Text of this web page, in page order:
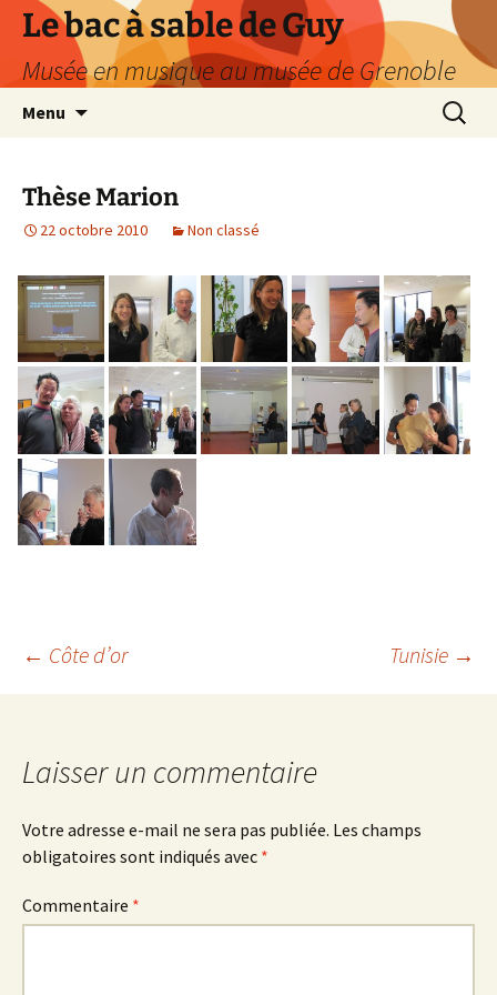
Le bac à sable de Guy
Musée en musique au musée de Grenoble
Menu
Thèse Marion
22 octobre 2010 Non classé
Navigation
articles
← Côte d’or Tunisie →
Laisser un commentaire
Votre adresse e-mail ne sera pas publiée. Les champs
obligatoires sont indiqués avec *
Commentaire *